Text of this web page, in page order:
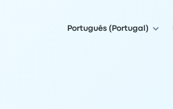
Português (Portugal)